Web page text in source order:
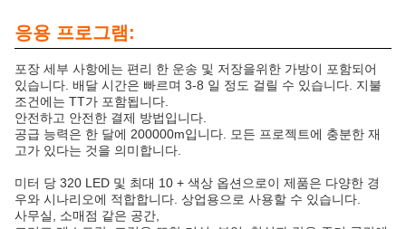
응용 프로그램:
포장 세부 사항에는 편리 한 운송 및 저장을위한 가방이 포함되어
있습니다. 배달 시간은 빠르며 3-8 일 정도 걸릴 수 있습니다. 지불
조건에는 TT가 포함됩니다.
안전하고 안전한 결제 방법입니다.
공급 능력은 한 달에 200000m입니다. 모든 프로젝트에 충분한 재
고가 있다는 것을 의미합니다.
미터 당 320 LED 및 최대 10 + 색상 옵션으로이 제품은 다양한 경
우와 시나리오에 적합합니다. 상업용으로 사용할 수 있습니다.
사무실, 소매점 같은 공간,